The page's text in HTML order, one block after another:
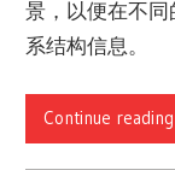
景，以便在不
系结构信息。
Continue reading